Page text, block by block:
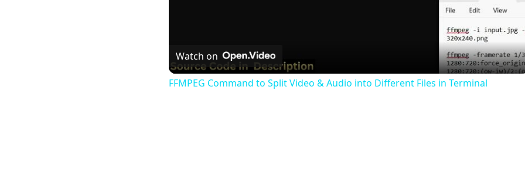
Watch on
FFMPEG Command to Split Video & Audio into Different Files in Terminal